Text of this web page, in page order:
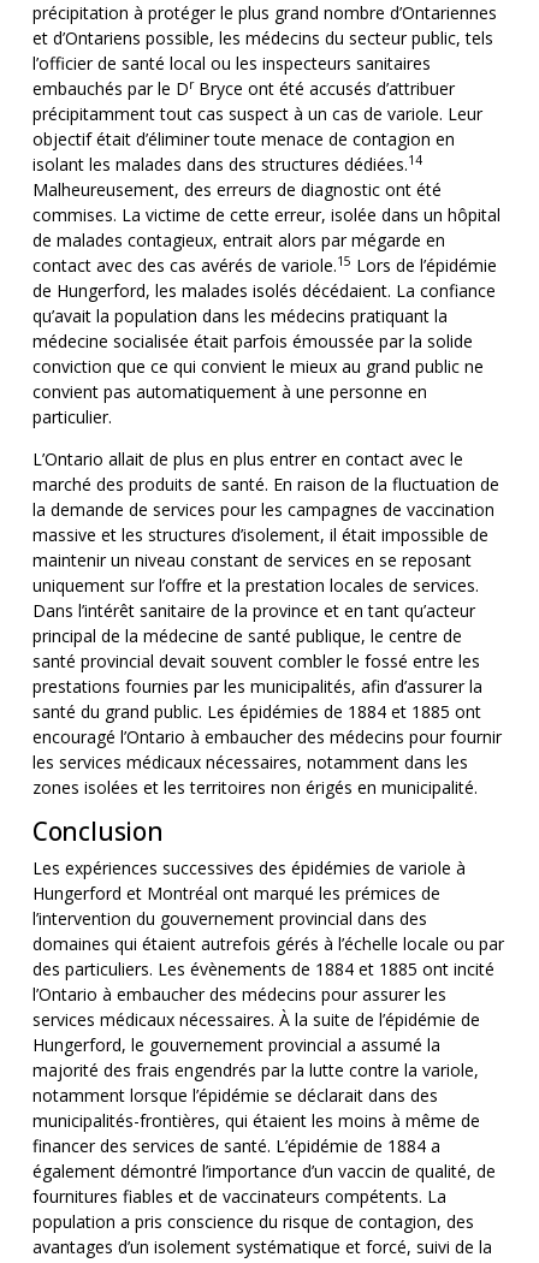
précipitation à protéger le plus grand nombre d’Ontariennes
et d’Ontariens possible, les médecins du secteur public, tels
l’officier de santé local ou les inspecteurs sanitaires
embauchés par le DrBryce ont été accusés d’attribuer
précipitamment tout cas suspect à un cas de variole. Leur
objectif était d’éliminer toute menace de contagion en
isolant les malades dans des structures dédiées.14
Malheureusement, des erreurs de diagnostic ont été
commises. La victime de cette erreur, isolée dans un hôpital
de malades contagieux, entrait alors par mégarde en
contact avec des cas avérés de variole.15 Lors de l’épidémie
de Hungerford, les malades isolés décédaient. La confiance
qu’avait la population dans les médecins pratiquant la
médecine socialisée était parfois émoussée par la solide
conviction que ce qui convient le mieux au grand public ne
convient pas automatiquement à une personne en
particulier.
L’Ontario allait de plus en plus entrer en contact avec le
marché des produits de santé. En raison de la fluctuation de
la demande de services pour les campagnes de vaccination
massive et les structures d’isolement, il était impossible de
maintenir un niveau constant de services en se reposant
uniquement sur l’offre et la prestation locales de services.
Dans l’intérêt sanitaire de la province et en tant qu’acteur
principal de la médecine de santé publique, le centre de
santé provincial devait souvent combler le fossé entre les
prestations fournies par les municipalités, afin d’assurer la
santé du grand public. Les épidémies de 1884 et 1885 ont
encouragé l’Ontario à embaucher des médecins pour fournir
les services médicaux nécessaires, notamment dans les
zones isolées et les territoires non érigés en municipalité.
Conclusion
Les expériences successives des épidémies de variole à
Hungerford et Montréal ont marqué les prémices de
l’intervention du gouvernement provincial dans des
domaines qui étaient autrefois gérés à l’échelle locale ou par
des particuliers. Les évènements de 1884 et 1885 ont incité
l’Ontario à embaucher des médecins pour assurer les
services médicaux nécessaires. À la suite de l’épidémie de
Hungerford, le gouvernement provincial a assumé la
majorité des frais engendrés par la lutte contre la variole,
notamment lorsque l’épidémie se déclarait dans des
municipalités-frontières, qui étaient les moins à même de
financer des services de santé. L’épidémie de 1884 a
également démontré l’importance d’un vaccin de qualité, de
fournitures fiables et de vaccinateurs compétents. La
population a pris conscience du risque de contagion, des
avantages d’un isolement systématique et forcé, suivi de la